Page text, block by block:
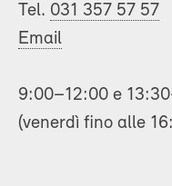
Tel. 031 357 57 57
Email
9:00–12:00 e
(venerdì fino alle